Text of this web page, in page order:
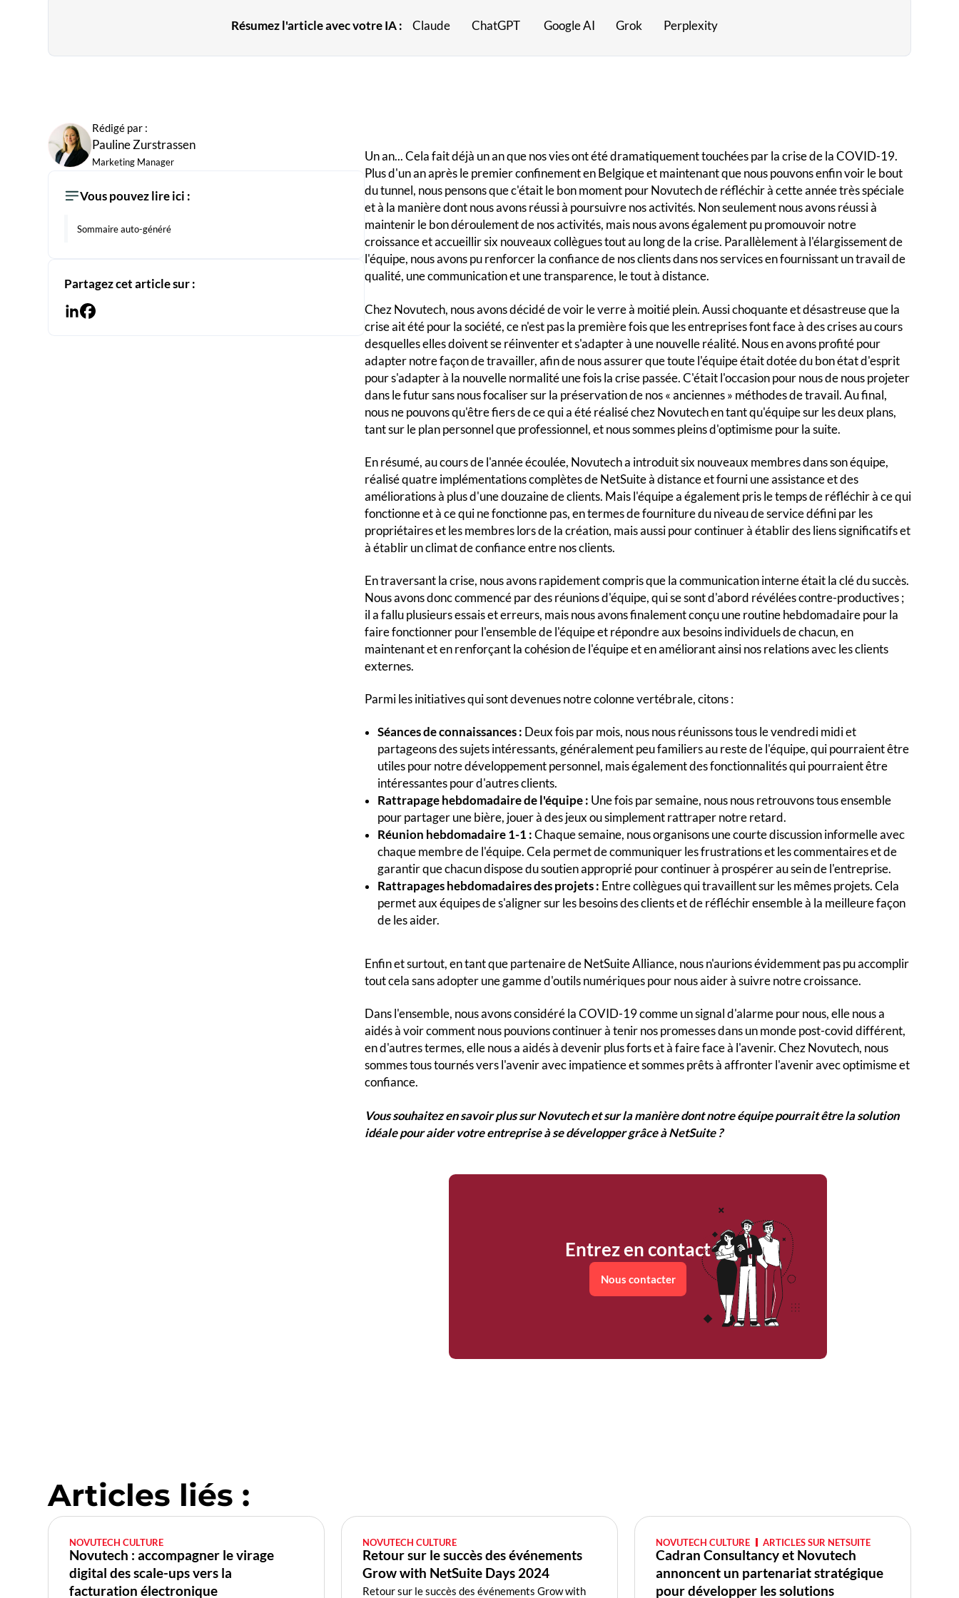
Résumez l'article avec votre IA : Claude ChatGPT Google AI Grok Perplexity
Rédigé par :
Pauline Zurstrassen
Marketing Manager
Vous pouvez lire ici :
Sommaire auto-généré
Partagez cet article sur :
Un an... Cela fait déjà un an que nos vies ont été dramatiquement touchées par la crise de la COVID-19.
Plus d'un an après le premier confinement en Belgique et maintenant que nous pouvons enfin voir le bout
du tunnel, nous pensons que c'était le bon moment pour Novutech de réfléchir à cette année très spéciale
et à la manière dont nous avons réussi à poursuivre nos activités. Non seulement nous avons réussi à
maintenir le bon déroulement de nos activités, mais nous avons également pu promouvoir notre
croissance et accueillir six nouveaux collègues tout au long de la crise. Parallèlement à l'élargissement de
l'équipe, nous avons pu renforcer la confiance de nos clients dans nos services en fournissant un travail de
qualité, une communication et une transparence, le tout à distance.
Chez Novutech, nous avons décidé de voir le verre à moitié plein. Aussi choquante et désastreuse que la
crise ait été pour la société, ce n'est pas la première fois que les entreprises font face à des crises au cours
desquelles elles doivent se réinventer et s'adapter à une nouvelle réalité. Nous en avons profité pour
adapter notre façon de travailler, afin de nous assurer que toute l'équipe était dotée du bon état d'esprit
pour s'adapter à la nouvelle normalité une fois la crise passée. C'était l'occasion pour nous de nous projeter
dans le futur sans nous focaliser sur la préservation de nos « anciennes » méthodes de travail. Au final,
nous ne pouvons qu'être fiers de ce qui a été réalisé chez Novutech en tant qu'équipe sur les deux plans,
tant sur le plan personnel que professionnel, et nous sommes pleins d'optimisme pour la suite.
En résumé, au cours de l'année écoulée, Novutech a introduit six nouveaux membres dans son équipe,
réalisé quatre implémentations complètes de NetSuite à distance et fourni une assistance et des
améliorations à plus d'une douzaine de clients. Mais l'équipe a également pris le temps de réfléchir à ce qui
fonctionne et à ce qui ne fonctionne pas, en termes de fourniture du niveau de service défini par les
propriétaires et les membres lors de la création, mais aussi pour continuer à établir des liens significatifs et
à établir un climat de confiance entre nos clients.
En traversant la crise, nous avons rapidement compris que la communication interne était la clé du succès.
Nous avons donc commencé par des réunions d'équipe, qui se sont d'abord révélées contre-productives ;
il a fallu plusieurs essais et erreurs, mais nous avons finalement conçu une routine hebdomadaire pour la
faire fonctionner pour l'ensemble de l'équipe et répondre aux besoins individuels de chacun, en
maintenant et en renforçant la cohésion de l'équipe et en améliorant ainsi nos relations avec les clients
externes.
Parmi les initiatives qui sont devenues notre colonne vertébrale, citons :
Séances de connaissances : Deux fois par mois, nous nous réunissons tous le vendredi midi et
partageons des sujets intéressants, généralement peu familiers au reste de l'équipe, qui pourraient être
utiles pour notre développement personnel, mais également des fonctionnalités qui pourraient être
intéressantes pour d'autres clients.
Rattrapage hebdomadaire de l'équipe : Une fois par semaine, nous nous retrouvons tous ensemble
pour partager une bière, jouer à des jeux ou simplement rattraper notre retard.
Réunion hebdomadaire 1-1 : Chaque semaine, nous organisons une courte discussion informelle avec
chaque membre de l'équipe. Cela permet de communiquer les frustrations et les commentaires et de
garantir que chacun dispose du soutien approprié pour continuer à prospérer au sein de l'entreprise.
Rattrapages hebdomadaires des projets : Entre collègues qui travaillent sur les mêmes projets. Cela
permet aux équipes de s'aligner sur les besoins des clients et de réfléchir ensemble à la meilleure façon
de les aider.
Enfin et surtout, en tant que partenaire de NetSuite Alliance, nous n'aurions évidemment pas pu accomplir
tout cela sans adopter une gamme d'outils numériques pour nous aider à suivre notre croissance.
Dans l'ensemble, nous avons considéré la COVID-19 comme un signal d'alarme pour nous, elle nous a
aidés à voir comment nous pouvions continuer à tenir nos promesses dans un monde post-covid différent,
en d'autres termes, elle nous a aidés à devenir plus forts et à faire face à l'avenir. Chez Novutech, nous
sommes tous tournés vers l'avenir avec impatience et sommes prêts à affronter l'avenir avec optimisme et
confiance.
Vous souhaitez en savoir plus sur Novutech et sur la manière dont notre équipe pourrait être la solution
idéale pour aider votre entreprise à se développer grâce à NetSuite ?
Entrez en contact
Nous contacter
Articles liés :
NOVUTECH CULTURE
Novutech : accompagner le virage
digital des scale-ups vers la
facturation électronique
NOVUTECH CULTURE
Retour sur le succès des événements
Grow with NetSuite Days 2024
Retour sur le succès des événements Grow with
NOVUTECH CULTURE ARTICLES SUR NETSUITE
Cadran Consultancy et Novutech
annoncent un partenariat stratégique
pour développer les solutions